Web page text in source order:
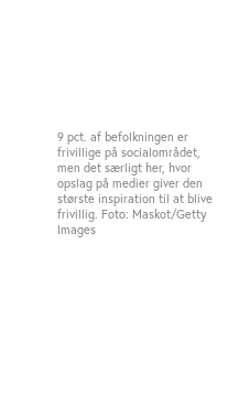
9 pct. af befolkningen er
frivillige på socialområdet,
men det særligt her, hvor
opslag på medier giver den
største inspiration til at blive
frivillig. Foto: Maskot/Getty
Images